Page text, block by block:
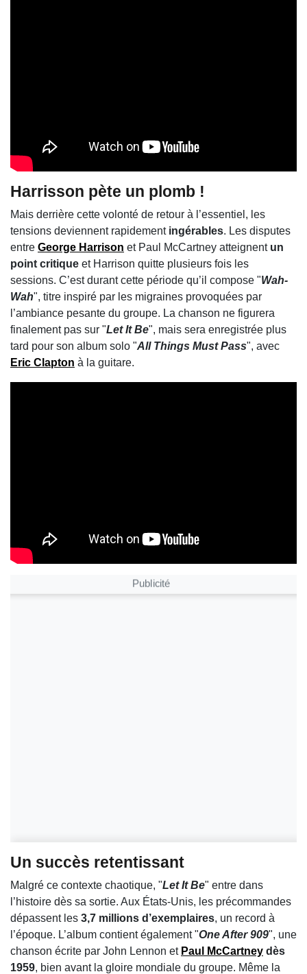
Harrisson pète un plomb !
Mais derrière cette volonté de retour à l’essentiel, les
tensions deviennent rapidement ingérables. Les disputes
entre George Harrison et Paul McCartney atteignent un
point critique et Harrison quitte plusieurs fois les
sessions. C’est durant cette période qu’il compose "Wah-
Wah", titre inspiré par les migraines provoquées par
l’ambiance pesante du groupe. La chanson ne figurera
finalement pas sur "Let It Be", mais sera enregistrée plus
tard pour son album solo "All Things Must Pass", avec
Eric Clapton à la guitare.
Publicité
Un succès retentissant
Malgré ce contexte chaotique, "Let It Be" entre dans
l’histoire dès sa sortie. Aux États-Unis, les précommandes
dépassent les 3,7 millions d’exemplaires, un record à
l’époque. L’album contient également "One After 909", une
chanson écrite par John Lennon et Paul McCartney dès
1959, bien avant la gloire mondiale du groupe. Même la